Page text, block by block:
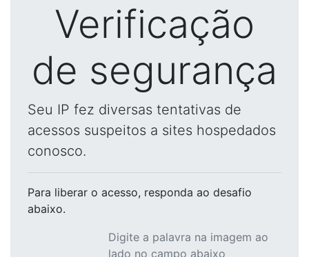
Verificação
de segurança
Seu IP fez diversas tentativas de
acessos suspeitos a sites hospedados
conosco.
Para liberar o acesso, responda ao desafio
abaixo.
Digite a palavra na imagem ao
lado no campo abaixo